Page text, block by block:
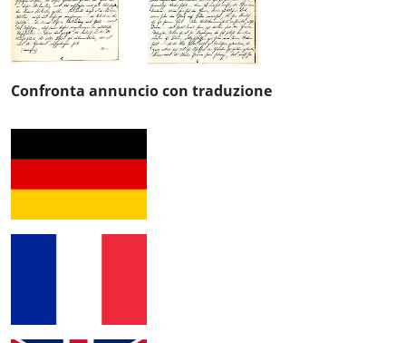
Confronta annuncio con traduzione